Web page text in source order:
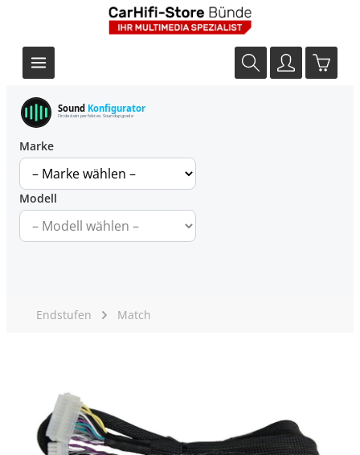
Sound Konfigurator
Finde dein perfektes Soundupgrade
Marke
Modell
Endstufen Match